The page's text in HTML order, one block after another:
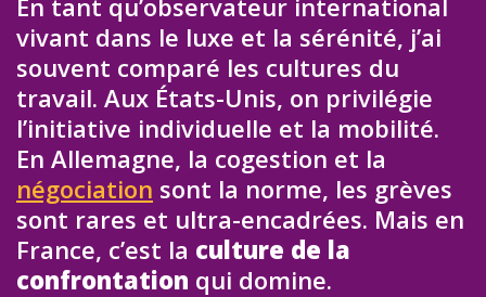
vivant dans le luxe et la sérénité, j’ai
souvent comparé les cultures du
travail. Aux États-Unis, on privilégie
l’initiative individuelle et la mobilité.
En Allemagne, la cogestion et la
négociation sont la norme, les grèves
sont rares et ultra-encadrées. Mais en
France, c’est la culture de la
confrontation qui domine.